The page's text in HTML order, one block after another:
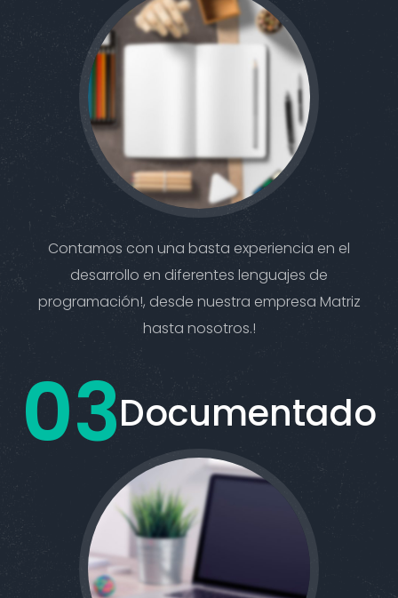
Contamos con una basta experiencia en el
desarrollo en diferentes lenguajes de
programación!, desde nuestra empresa Matriz
hasta nosotros.!
Documentado